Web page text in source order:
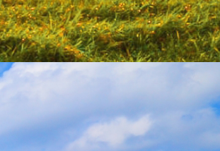
影像直播